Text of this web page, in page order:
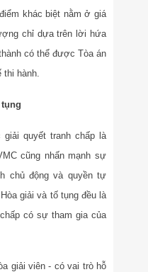
khác biệt nằm ở giá
chỉ dựa trên lời hứa
có thể được Tòa án
thi hành.
quyết tranh chấp là
cũng nhấn mạnh sự
chủ động và quyền tự
giải và tố tụng đều là
có sự tham gia của
giải viên - có vai trò hỗ